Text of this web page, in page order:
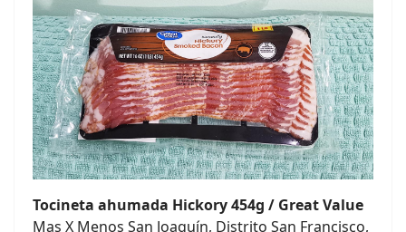
Tocineta ahumada Hickory 454g / Great Value
Mas X Menos San Joaquín, Distrito San Francisco,